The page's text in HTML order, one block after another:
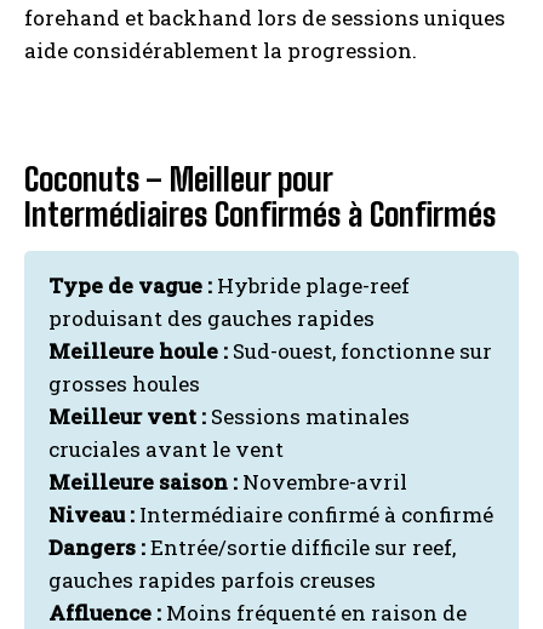
forehand et backhand lors de sessions uniques
aide considérablement la progression.
Coconuts – Meilleur pour
Intermédiaires Confirmés à Confirmés
Type de vague : Hybride plage-reef
produisant des gauches rapides
Meilleure houle : Sud-ouest, fonctionne sur
grosses houles
Meilleur vent : Sessions matinales
cruciales avant le vent
Meilleure saison : Novembre-avril
Niveau : Intermédiaire confirmé à confirmé
Dangers :Entrée/sortie difficile sur reef,
gauches rapides parfois creuses
Affluence : Moins fréquenté en raison de